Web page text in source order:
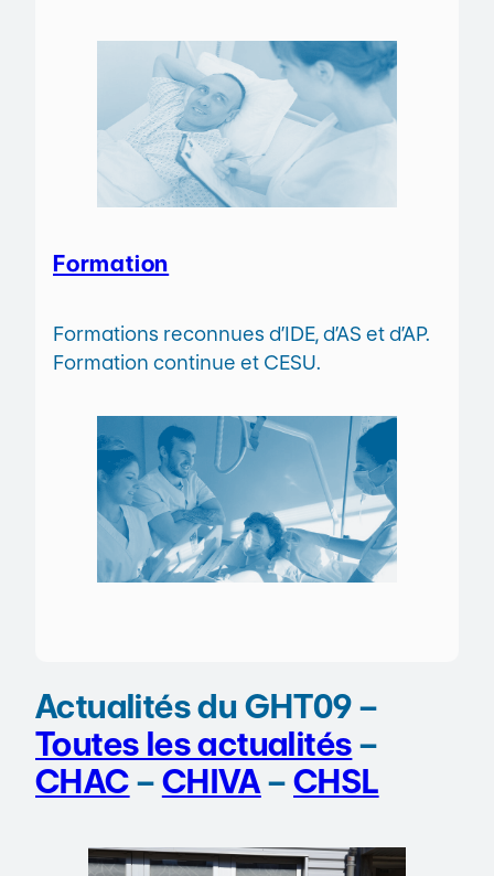
Formation
Formations reconnues d’IDE, d’AS et d’AP.
Formation continue et CESU.
Actualités du GHT09 –
Toutes les actualités –
CHAC – CHIVA –CHSL